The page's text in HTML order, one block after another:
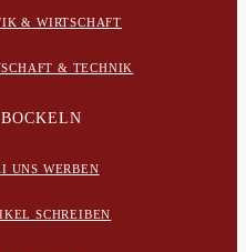
& WIRTSCHAFT
& TECHNIK
UNS WERBEN
SCHREIBEN